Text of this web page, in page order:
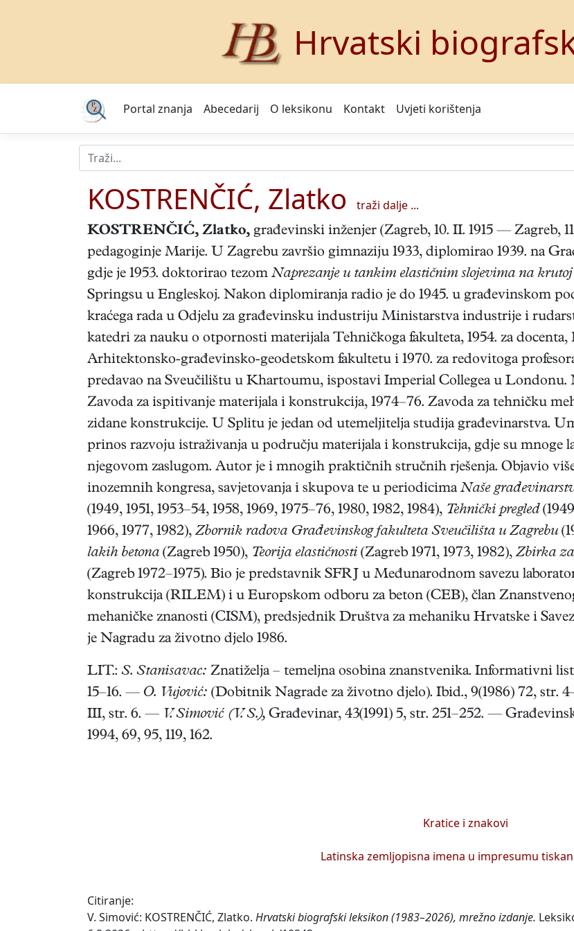
Hrvatski
Portal znanja Abecedarij O leksikonu Kontakt Uvjeti korištenja
KOSTRENČIĆ, Zlatko traži dalje ...
KOSTRENČIĆ, Zlatko, građevinski inženjer (Zagreb, 10. II. 1915 — Zagreb,
pedagoginje Marije. U Zagrebu završio gimnaziju 1933, diplomirao 1939. na
gdje je 1953. doktorirao tezom Naprezanje u tankim elastičnim slojevima na kru
Springsu u Engleskoj. Nakon diplomiranja radio je do 1945. u građevinskom
kraćega rada u Odjelu za građevinsku industriju Ministarstva industrije i
katedri za nauku o otpornosti materijala Tehničkoga fakulteta, 1954. za docenta,
Arhitektonsko-građevinsko-geodetskom fakultetu i 1970. za redovitoga
predavao na Sveučilištu u Khartoumu, ispostavi Imperial Collegea u Londonu.
Zavoda za ispitivanje materijala i konstrukcija, 1974–76. Zavoda za tehničku
zidane konstrukcije. U Splitu je jedan od utemeljitelja studija građevinarstva.
prinos razvoju istraživanja u području materijala i konstrukcija, gdje su mnoge
njegovom zaslugom. Autor je i mnogih praktičnih stručnih rješenja. Objavio
inozemnih kongresa, savjetovanja i skupova te u periodicima Naše
(1949, 1951, 1953–54, 1958, 1969, 1975–76, 1980, 1982, 1984), Tehnički pregled
1966, 1977, 1982),Zbornik radova Građevinskog fakulteta Sveučilišta u Zagrebu
lakih betona (Zagreb 1950), Teorija elastičnosti (Zagreb 1971, 1973, 1982),Zbirka
(Zagreb 1972–1975). Bio je predstavnik SFRJ u Međunarodnom savezu
konstrukcija (RILEM) i u Europskom odboru za beton (CEB), član
mehaničke znanosti (CISM), predsjednik Društva za mehaniku Hrvatske i
je Nagradu za životno djelo 1986.
LIT.: S. Stanisavac: Znatiželja – temeljna osobina znanstvenika. Informativni
15–16. — O. Vujović: (Dobitnik Nagrade za životno djelo). Ibid., 9(1986) 72, str.
III, str. 6. — V. Simović (V. S.), Građevinar, 43(1991) 5, str. 251–252. —
1994, 69, 95, 119, 162.
Kratice i znakovi
Latinska zemljopisna imena u impresumu
Citiranje:
V. Simović: KOSTRENČIĆ, Zlatko. Hrvatski biografski leksikon (1983–2026), mrežno izdanje.